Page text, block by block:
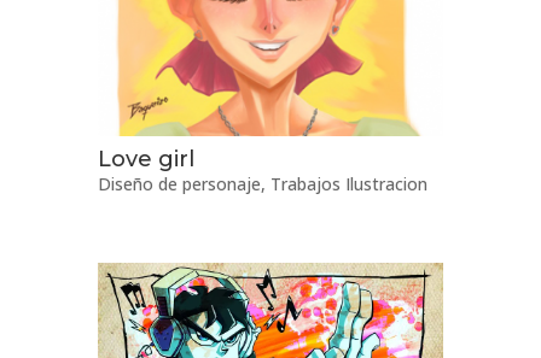
Love girl
Diseño de personaje, Trabajos Ilustracion